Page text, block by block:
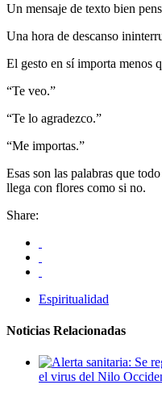
Un mensaje de texto bien
Una hora de descanso
El gesto en sí importa menos
“Te veo.”
“Te lo agradezco.”
“Me importas.”
Esas son las palabras que
llega con flores como si no.
Share:
Espiritualidad
Noticias Relacionadas